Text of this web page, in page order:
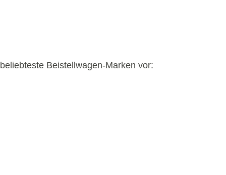
Beistellwagen-Marken vor: